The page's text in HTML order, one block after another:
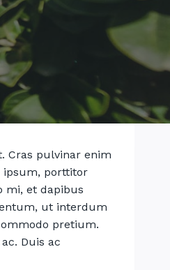
Cras pulvinar enim
ipsum, porttitor
mi, et dapibus
ut interdum
pretium.
Duis ac